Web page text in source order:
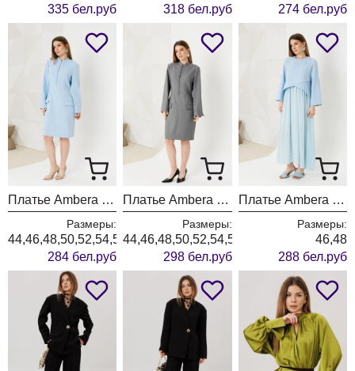
335 бел.руб
318 бел.руб
274 бел.руб
Платье Ambera style 1139-1 голубой
Размеры:
44,46,48,50,52,54,56,58,60
284 бел.руб
Платье Ambera style 1139 серый
Размеры:
44,46,48,50,52,54,56,58,60
298 бел.руб
Платье Ambera style 1007-10 голубой
Размеры:
46,48
288 бел.руб